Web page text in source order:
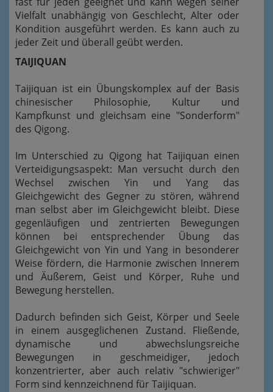
Vielfalt unabhängig von Geschlecht, Alter oder
Kondition ausgeführt werden. Es kann auch zu
jeder Zeit und überall geübt werden.
TAIJIQUAN
Taijiquan ist ein Übungskomplex auf der Basis
chinesischer Philosophie, Kultur und
Kampfkunst und gleichsam eine "Sonderform"
des Qigong.
Im Unterschied zu Qigong hat Taijiquan einen
Verteidigungsaspekt: Man versucht durch den
Wechsel zwischen Yin und Yang das
Gleichgewicht des Gegner zu stören, während
man selbst aber im Gleichgewicht bleibt. Diese
gegenläufigen und zentrierten Bewegungen
können bei entsprechender Übung das
Gleichgewicht von Yin und Yang in besonderer
Weise fördern, die Harmonie zwischen Innerem
und Äußerem, Geist und Körper, Ruhe und
Bewegung herstellen.
Dadurch befinden sich Geist, Körper und Seele
in einem ausgeglichenen Zustand. Fließende,
dynamische und abwechslungsreiche
Bewegungen in geschmeidiger, jedoch
konzentrierter, aber auch relativ "schwieriger"
Form sind kennzeichnend für Taijiquan.